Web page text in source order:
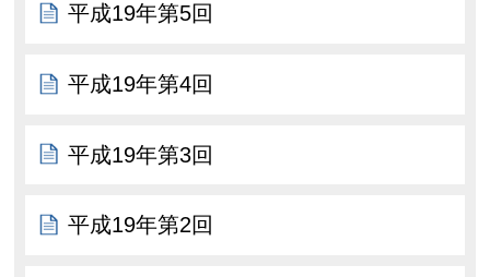
平成19年第5回
平成19年第4回
平成19年第3回
平成19年第2回